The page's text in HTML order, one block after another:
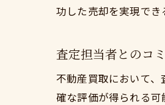
功した売却を実現でき
査定担当者とのコ
不動産買取において
確な評価が得られる可